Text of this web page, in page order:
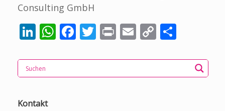
Consulting GmbH
Li
k
e
dI
W
at
s
F
e
b
T
itt
er
Pr
t
E
ai
l
C
p
y
le
n
Kontakt